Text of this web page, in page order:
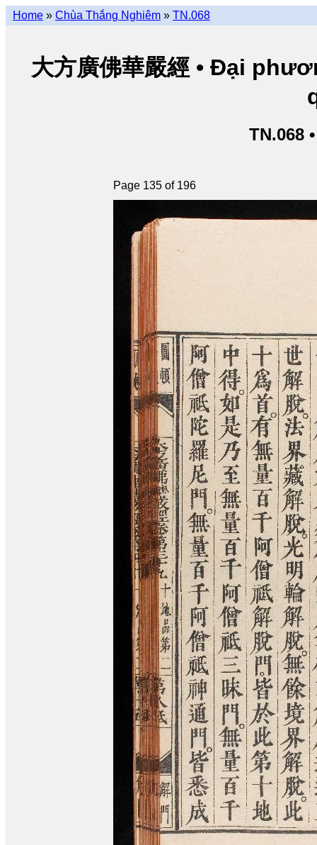
Home » Chùa Thắng Nghiêm » TN.068
大方廣佛華嚴經 • Đại
TN.068
Page 135 of 196